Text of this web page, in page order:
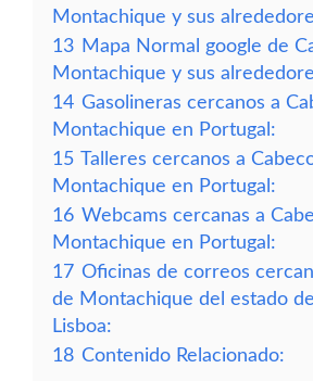
Montachique y sus
13 Mapa Normal google de
Montachique y sus
14 Gasolineras cercanos a
Montachique en Portugal:
15 Talleres cercanos a
Montachique en Portugal:
16 Webcams cercanas a
Montachique en Portugal:
17 Oficinas de correos
de Montachique del estado
Lisboa:
18 Contenido Relacionado: